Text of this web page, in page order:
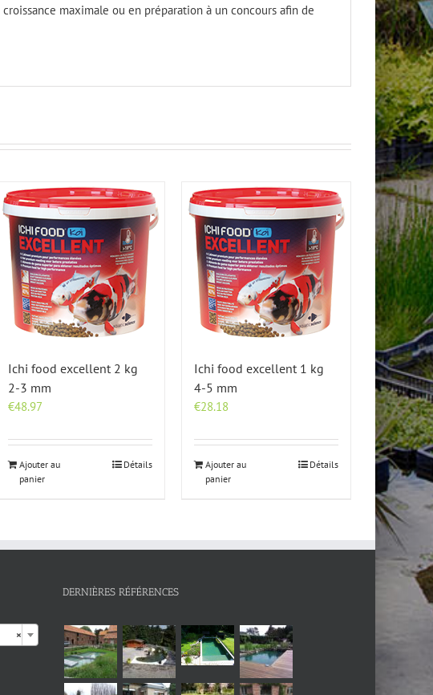
maximale ou en préparation à un concours afin de
Ichi food excellent 2 kg
2-3 mm
€48.97
Ajouter au
panier
Détails
Ichi food excellent 1 kg
4-5 mm
€28.18
Ajouter au
panier
Détails
×
DERNIÈRES RÉFÉRENCES